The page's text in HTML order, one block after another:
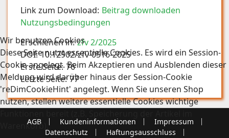
Link zum Download: Beitrag downloaden
Nutzungsbedingungen
Erschienen in: zfv 2/2025
DOI: 10.12902/zfv-0516-2025
Erste Seite: 76
Letzte Seite: 77
AGB Kundeninformationen
Impressum
Datenschutz
Haftungsausschluss
Wir benutzen Cookies
Diese Seite nutzt essentielle Cookies. Es wird ein Session-
Cookie angelegt. Beim Akzeptieren und Ausblenden dieser
Meldung wird darüber hinaus der Session-Cookie
'reDimCookieHint' angelegt. Wenn Sie unseren Shop
nutzen, stellen weitere essentielle Cookies wichtige
Warenkorb).